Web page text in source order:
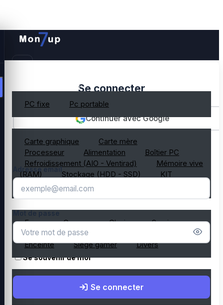
PC gamer occasion
PC fixe Pc portable
Composant PC occasion
Carte graphique
Carte mère
Processeur
Alimentation
Boîtier PC
Refroidissement (AIO - Ventirad)
Mémoire vive
(RAM)
Stockage (HDD - SSD)
KIT
composant PC gamer
Ecran Casque Clavier
Souris
Microphone
Webcam
Enceinte
Siège gamer Divers
Top PC gamer : Intel / AMD
Composants PC gamer
Se connecter
Continuer avec Google
OU
Adresse email
Se souvenir de moi
Se connecter